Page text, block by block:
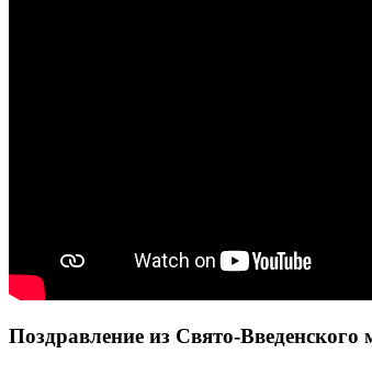
Поздравление из Свято-Введенского